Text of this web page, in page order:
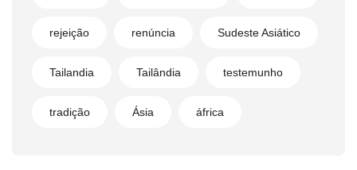
rejeição renúncia Sudeste Asiático
Tailandia Tailândia testemunho
tradição Ásia áfrica